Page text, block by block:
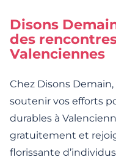
Disons
des
Valenciennes
Chez Disons
soutenir vos efforts
durables à
gratuitement et
florissante